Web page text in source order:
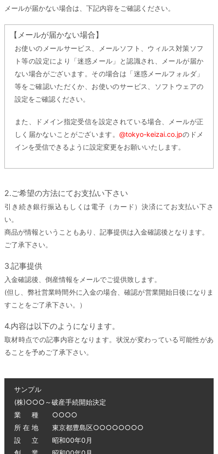
メールが届かない場合は、下記内容をご確認ください。
【メールが届かない場合】
お使いのメールサービス、メールソフト、ウィルス対策ソフ
ト等の設定により「迷惑メール」と認識され、メールが届か
ない場合がございます。その場合は「迷惑メールフォルダ」
等をご確認いただくか、お使いのサービス、ソフトウェアの
設定をご確認ください。
また、ドメイン指定受信を設定されている場合、メールが正
しく届かないことがございます。@tokyo-keizai.co.jpのドメ
インを受信できるように設定変更をお願いいたします。
2.ご希望の方法にてお支払い下さい
引き続き銀行振込もしくは電子（カード）決済にてお支払い下さ
い。
商品が情報ということもあり、記事提供は入金確認後となります。
ご了承下さい。
3.記事提供
入金確認後、倒産情報をメールでご提供致します。
(但し、弊社営業時間外に入金の場合、確認が営業開始日後になりま
すことをご了承下さい。）
4.内容は以下のようになります。
取材時点での記事内容となります。状況が変わっている可能性があ
ることを予めご了承下さい。
サンプル
(株)○○○～破産手続開始決定
業 種 ○○○○
所 在 地 東京都豊島区○○○○○○○○
設 立 昭和00年0月